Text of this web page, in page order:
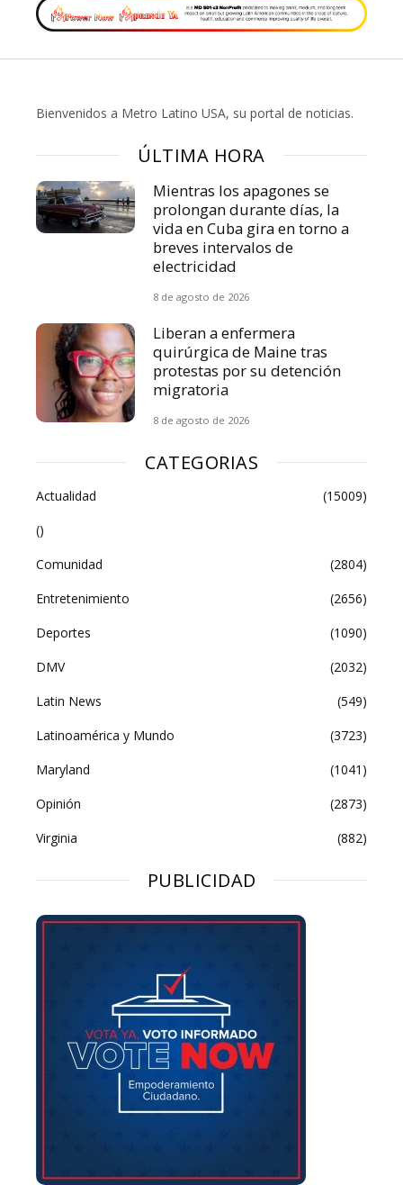
Bienvenidos a Metro Latino USA, su portal de noticias.
ÚLTIMA HORA
Mientras los apagones se
prolongan durante días, la
vida en Cuba gira en torno a
breves intervalos de
electricidad
8 de agosto de 2026
Liberan a enfermera
quirúrgica de Maine tras
protestas por su detención
migratoria
8 de agosto de 2026
CATEGORIAS
Actualidad
(15009)
()
Comunidad
(2804)
Entretenimiento
(2656)
Deportes
(1090)
DMV
(2032)
Latin News
(549)
Latinoamérica y Mundo
(3723)
Maryland
(1041)
Opinión
(2873)
Virginia
(882)
PUBLICIDAD